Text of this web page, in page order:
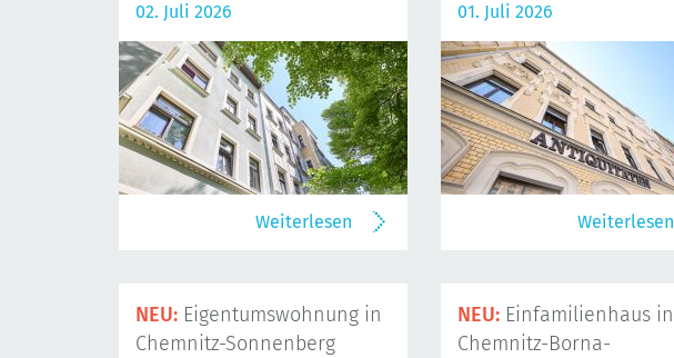
02. Juli 2026
Weiterlesen
01. Juli 2026
Weiterlesen
NEU: Eigentumswohnung in
Chemnitz-Sonnenberg
NEU: Einfamilienhaus in
Chemnitz-Borna-